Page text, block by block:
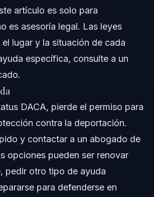
a un abogado de inmigración
Law Firm
DACA?
en 2026?
alguien con DACA?
artículo es solo para
es asesoría legal. Las leyes
lugar y la situación de cada
específica, consulte a un
DACA, pierde el permiso para
contra la deportación.
y contactar a un abogado de
opciones pueden ser renovar
pedir otro tipo de ayuda
para defenderse en